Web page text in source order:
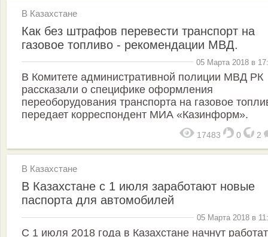
В Казахстане
Как без штрафов перевести транспорт на
газовое топливо - рекомендации МВД.
05 Марта 2018 в
В Комитете административной полиции МВД РК
рассказали о специфике оформления
переоборудования транспорта на газовое
передает корреспондент МИА «Казинформ».
17483 0 2
В Казахстане
В Казахстане с 1 июля заработают новые
паспорта для автомобилей
05 Марта 2018 в
С 1 июля 2018 года в Казахстане начнут